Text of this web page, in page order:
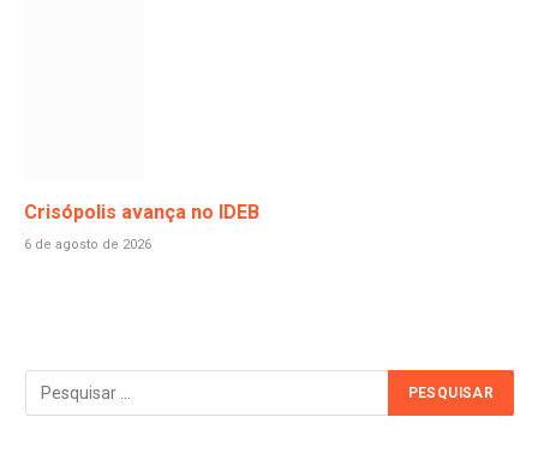
Crisópolis avança no IDEB
6 de agosto de 2026